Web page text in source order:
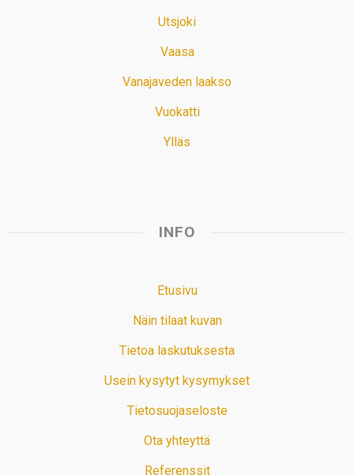
Utsjoki
Vaasa
Vanajaveden laakso
Vuokatti
Ylläs
INFO
Etusivu
Näin tilaat kuvan
Tietoa laskutuksesta
Usein kysytyt kysymykset
Tietosuojaseloste
Ota yhteyttä
Referenssit